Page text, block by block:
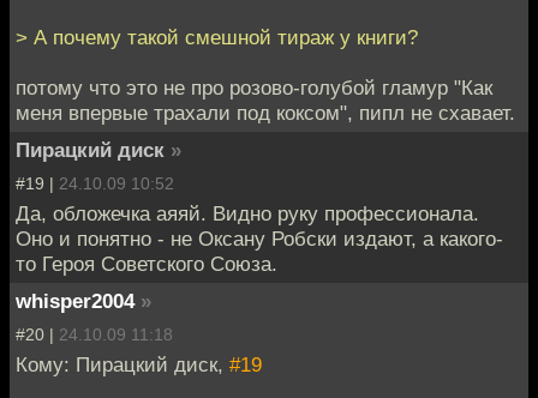
> А почему такой смешной тираж у книги?
потому что это не про розово-голубой гламур "Как
меня впервые трахали под коксом", пипл не схавает.
Пирацкий диск »
#19 | 24.10.09 10:52
Да, обложечка аяяй. Видно руку профессионала.
Оно и понятно - не Оксану Робски издают, а какого-
то Героя Советского Союза.
whisper2004 »
#20 | 24.10.09 11:18
Кому: Пирацкий диск, #19